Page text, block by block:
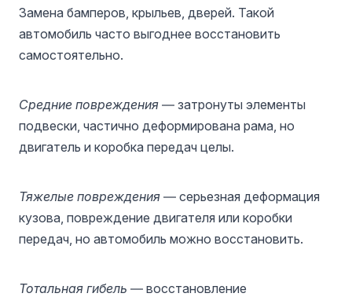
Замена бамперов, крыльев, дверей. Такой
автомобиль часто выгоднее восстановить
самостоятельно.
Средние повреждения — затронуты элементы
подвески, частично деформирована рама, но
двигатель и коробка передач целы.
Тяжелые повреждения — серьезная деформация
кузова, повреждение двигателя или коробки
передач, но автомобиль можно восстановить.
Тотальная гибель — восстановление